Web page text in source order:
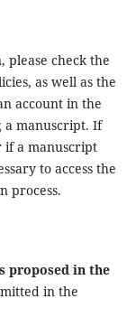
please check the
as well as the
account in the
a manuscript. If
if a manuscript
to access the
process.
proposed in the
in the